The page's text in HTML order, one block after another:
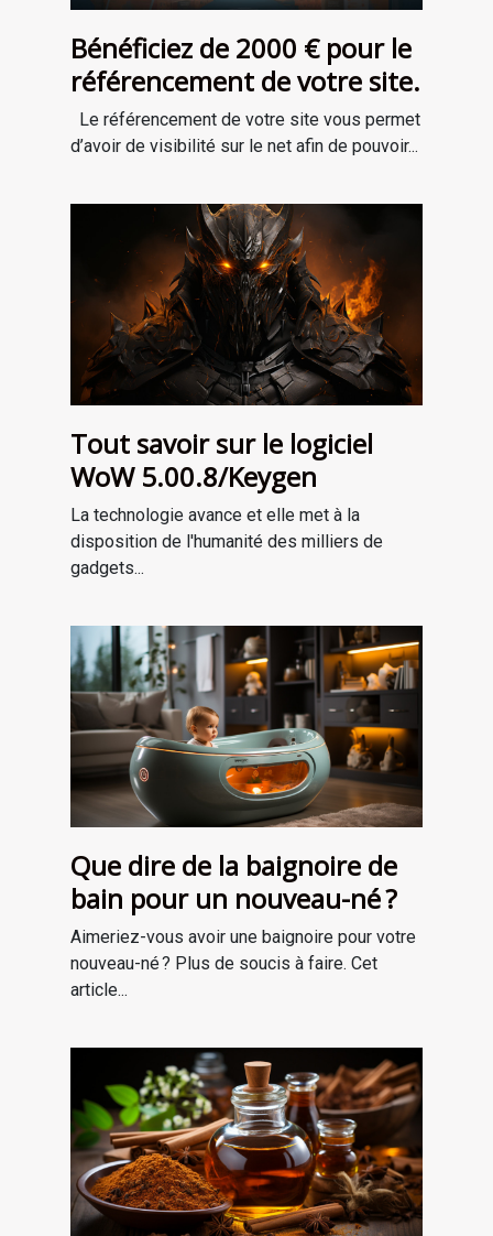
Bénéficiez de 2000 € pour le
référencement de votre site.
Le référencement de votre site vous permet
d’avoir de visibilité sur le net afin de pouvoir...
Tout savoir sur le logiciel
WoW 5.00.8/Keygen
La technologie avance et elle met à la
disposition de l'humanité des milliers de
gadgets...
Que dire de la baignoire de
bain pour un nouveau-né ?
Aimeriez-vous avoir une baignoire pour votre
nouveau-né ? Plus de soucis à faire. Cet
article...